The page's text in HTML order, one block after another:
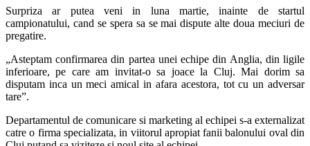
Surpriza ar putea veni in luna martie, inainte de startul
campionatului, cand se spera sa se mai dispute alte doua meciuri de
pregatire.
„Asteptam confirmarea din partea unei echipe din Anglia, din ligile
inferioare, pe care am invitat-o sa joace la Cluj. Mai dorim sa
disputam inca un meci amical in afara acestora, tot cu un adversar
tare”.
Departamentul de comunicare si marketing al echipei s-a externalizat
catre o firma specializata, in viitorul apropiat fanii balonului oval din